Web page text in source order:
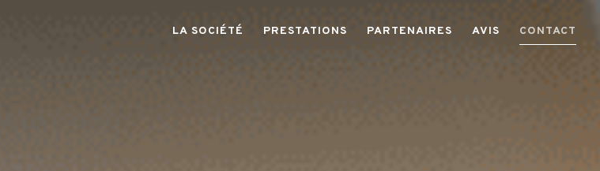
LA SOCIÉTÉ PRESTATIONS PARTENAIRES AVIS CONTACT